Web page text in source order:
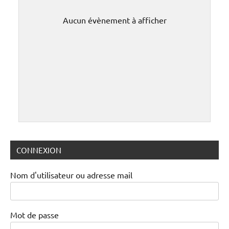
Aucun évènement à afficher
CONNEXION
Nom d'utilisateur ou adresse mail
Mot de passe